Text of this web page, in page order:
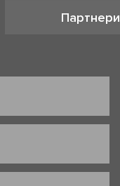
Партнери